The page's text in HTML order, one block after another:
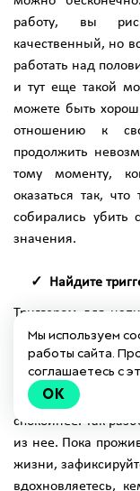
работу, вы
качественный, но
работать над
и тут еще такой
можете быть
отношению к
продолжить
тому моменту,
оказаться так,
собирались убить
значения.
Найдите
Триггером для
ушедшее
обстановка, место
до конца не
течением
спокойнее. Так
из нее. Пока
жизни,
вдохновляетесь,
Мы используем
работы сайта.
соглашаетесь с
OK